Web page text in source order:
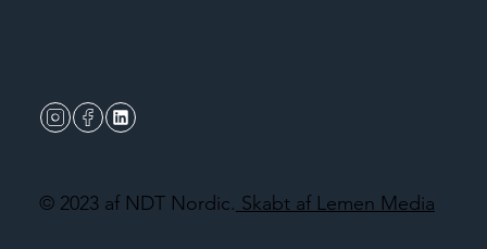
© 2023 af NDT Nordic. Skabt af Lemen Media